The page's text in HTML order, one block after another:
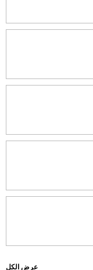
عرض الكل